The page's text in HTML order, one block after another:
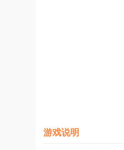
游戏说明